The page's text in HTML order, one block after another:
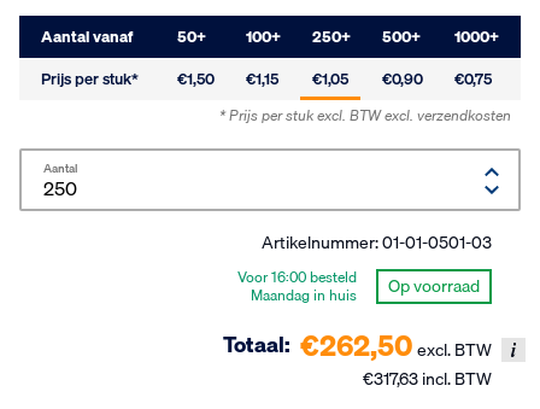
Aantal vanaf 50+ 100+ 250+ 500+ 1000+
Prijs per stuk*
€1,50 €1,15 €1,05 €0,90 €0,75
* Prijs per stuk excl. BTWexcl. verzendkosten
Aantal
Artikelnummer:01-01-0501-03
Op voorraad
Voor 16:00 besteld
Maandag in huis
Totaal: €262,50excl. BTW
€317,63 incl. BTW